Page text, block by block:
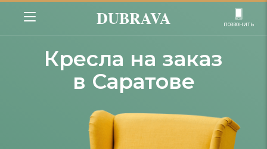
DUBRAVA позвонить
Кресла на заказ
в Саратове